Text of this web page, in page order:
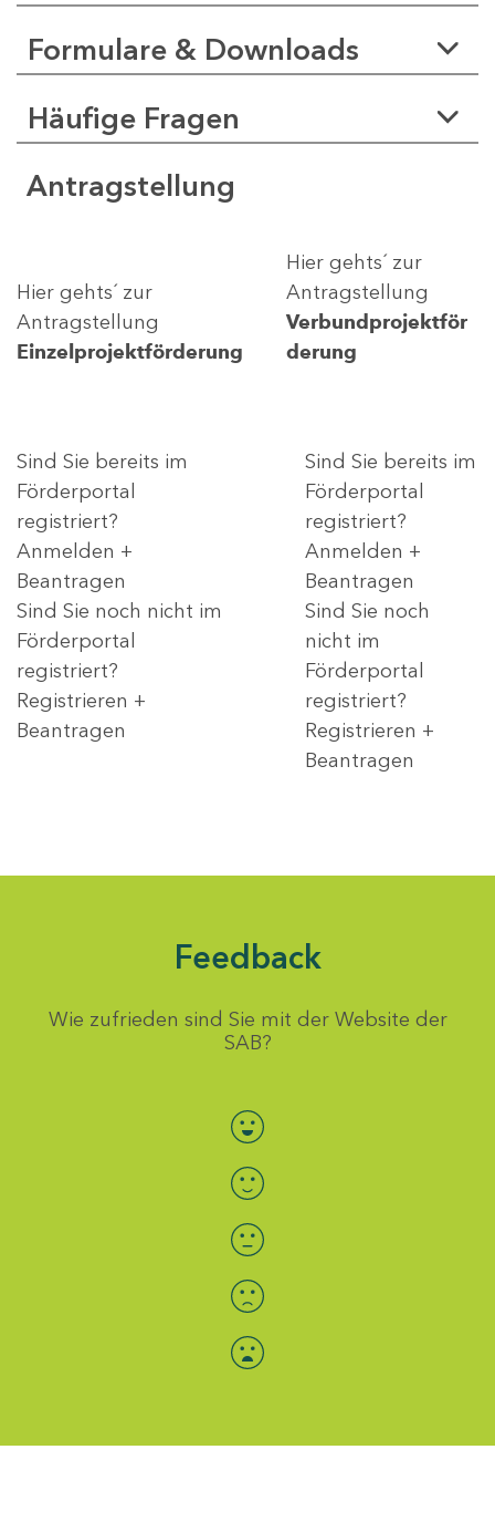
Formulare & Downloads
Häufige Fragen
Antragstellung
Hier gehts´ zur
Antragstellung
Einzelprojektförderung
Hier gehts´ zur
Antragstellung
Verbundprojektför
derung
Sind Sie bereits im
Förderportal
registriert?
Anmelden +
Beantragen
Sind Sie noch nicht im
Förderportal
registriert?
Registrieren +
Beantragen
Sind Sie bereits im
Förderportal
registriert?
Anmelden +
Beantragen
Sind Sie noch
nicht im
Förderportal
registriert?
Registrieren +
Beantragen
Feedback
Wie zufrieden sind Sie mit der Website der
SAB?
Bewertung auswählen